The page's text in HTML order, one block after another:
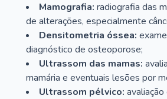
Mamografia: radiografia das
de alterações, especialmente
Densitometria óssea:
diagnóstico de osteoporose;
Ultrassom das mamas:
mamária e eventuais lesões por
Ultrassom pélvico: